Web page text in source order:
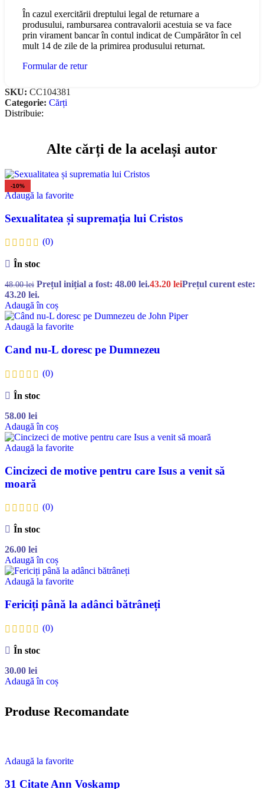
În cazul exercitării dreptului legal de returnare a
produsului, rambursarea contravalorii acestuia se va face
prin virament bancar în contul indicat de Cumpărător în cel
mult 14 de zile de la primirea produsului returnat.
Formular de retur
SKU: CC104381
Categorie: Cărți
Distribuie:
Alte cărți de la același autor
-10%
Adaugă la favorite
Sexualitatea și supremația lui Cristos
(0)
În stoc
48.00lei Prețul inițial a fost: 48.00 lei.43.20 leiPrețul curent este:
43.20 lei.
Adaugă în coș
Adaugă la favorite
Cand nu-L doresc pe Dumnezeu
(0)
În stoc
58.00 lei
Adaugă în coș
Adaugă la favorite
Cincizeci de motive pentru care Isus a venit să
moară
(0)
În stoc
26.00 lei
Adaugă în coș
Adaugă la favorite
Fericiți până la adânci bătrâneți
(0)
În stoc
30.00 lei
Adaugă în coș
Produse Recomandate
Adaugă la favorite
31 Citate Ann Voskamp